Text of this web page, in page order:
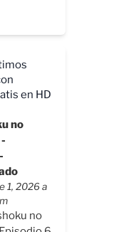
en HD
no
1, 2026 a
no